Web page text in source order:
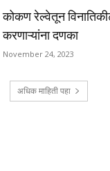
कोकण रेल्वेतून
करणाऱ्यांना दणका
November 24, 2023
अधिक माहिती पहा